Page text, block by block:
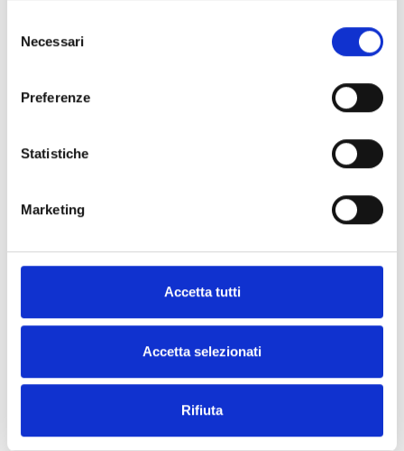
delNecessari
Preferenze
Statistiche
Marketing
Accetta tutti
Accetta selezionati
Rifiuta